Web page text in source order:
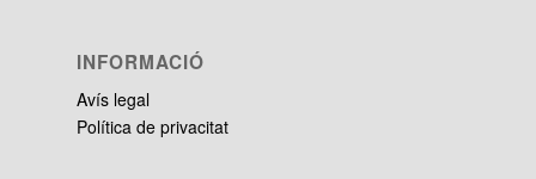
INFORMACIÓ
Avís legal
Política de privacitat